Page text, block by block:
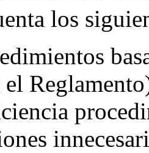
los
el